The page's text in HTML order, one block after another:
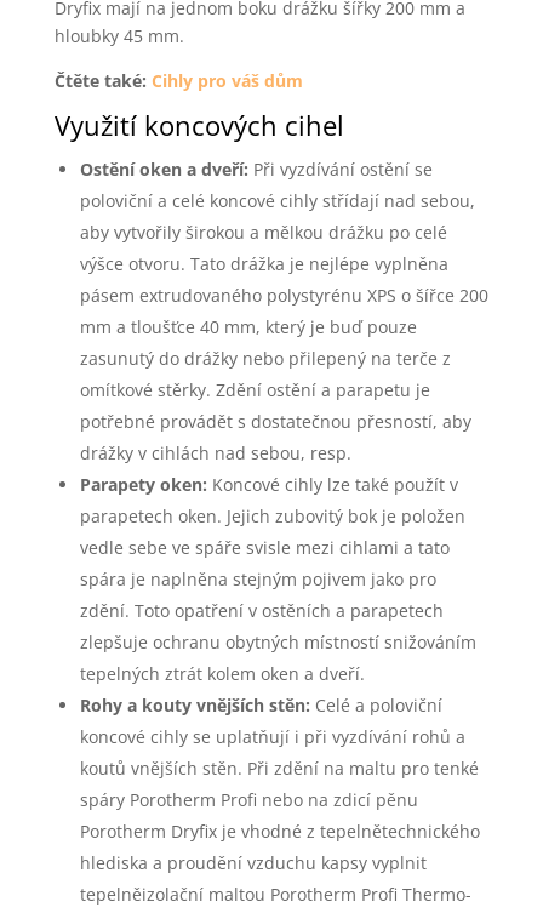
Dryfix mají na jednom boku drážku šířky 200 mm a
hloubky 45 mm.
Čtěte také: Cihly pro váš dům
Využití koncových cihel
Ostění oken a dveří: Při vyzdívání ostění se
poloviční a celé koncové cihly střídají nad sebou,
aby vytvořily širokou a mělkou drážku po celé
výšce otvoru. Tato drážka je nejlépe vyplněna
pásem extrudovaného polystyrénu XPS o šířce 200
mm a tloušťce 40 mm, který je buď pouze
zasunutý do drážky nebo přilepený na terče z
omítkové stěrky. Zdění ostění a parapetu je
potřebné provádět s dostatečnou přesností, aby
drážky v cihlách nad sebou, resp.
Parapety oken: Koncové cihly lze také použít v
parapetech oken. Jejich zubovitý bok je položen
vedle sebe ve spáře svisle mezi cihlami a tato
spára je naplněna stejným pojivem jako pro
zdění. Toto opatření v ostěních a parapetech
zlepšuje ochranu obytných místností snižováním
tepelných ztrát kolem oken a dveří.
Rohy a kouty vnějších stěn: Celé a poloviční
koncové cihly se uplatňují i při vyzdívání rohů a
koutů vnějších stěn. Při zdění na maltu pro tenké
spáry Porotherm Profi nebo na zdicí pěnu
Porotherm Dryfix je vhodné z tepelnětechnického
hlediska a proudění vzduchu kapsy vyplnit
tepelněizolační maltou Porotherm Profi Thermo-